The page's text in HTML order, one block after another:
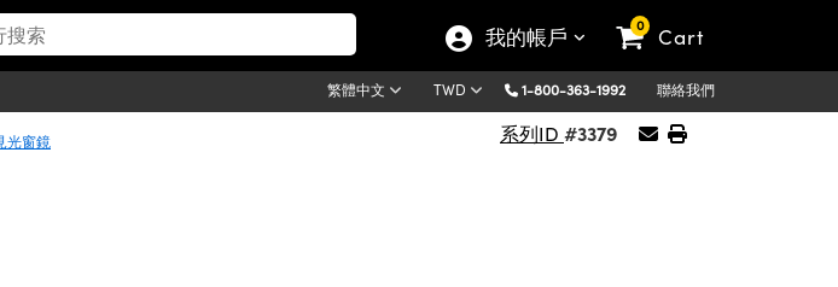
我的帳戶 0 Cart
繁體中文 TWD 1-800-363-1992 聯絡我們
光窗鏡 系列ID #3379